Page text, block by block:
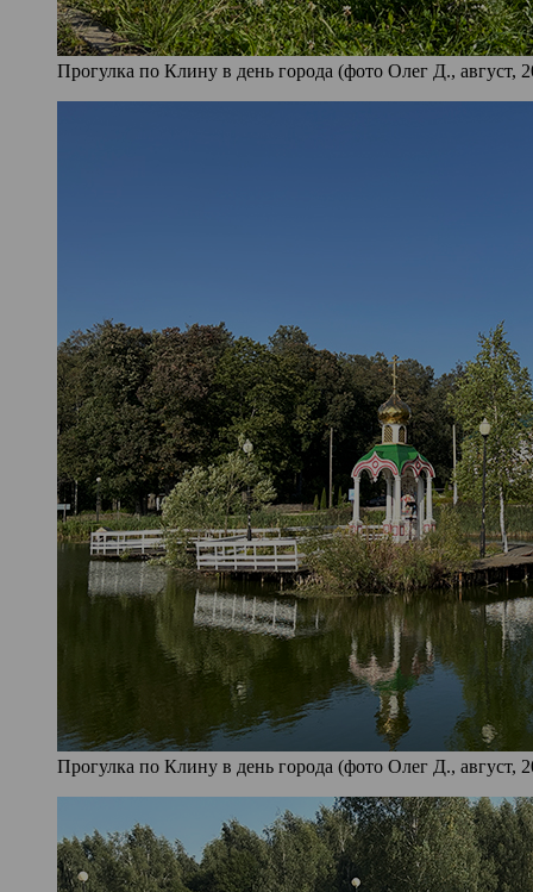
Прогулка по Клину в день города (фото Олег Д., август,
Прогулка по Клину в день города (фото Олег Д., август,